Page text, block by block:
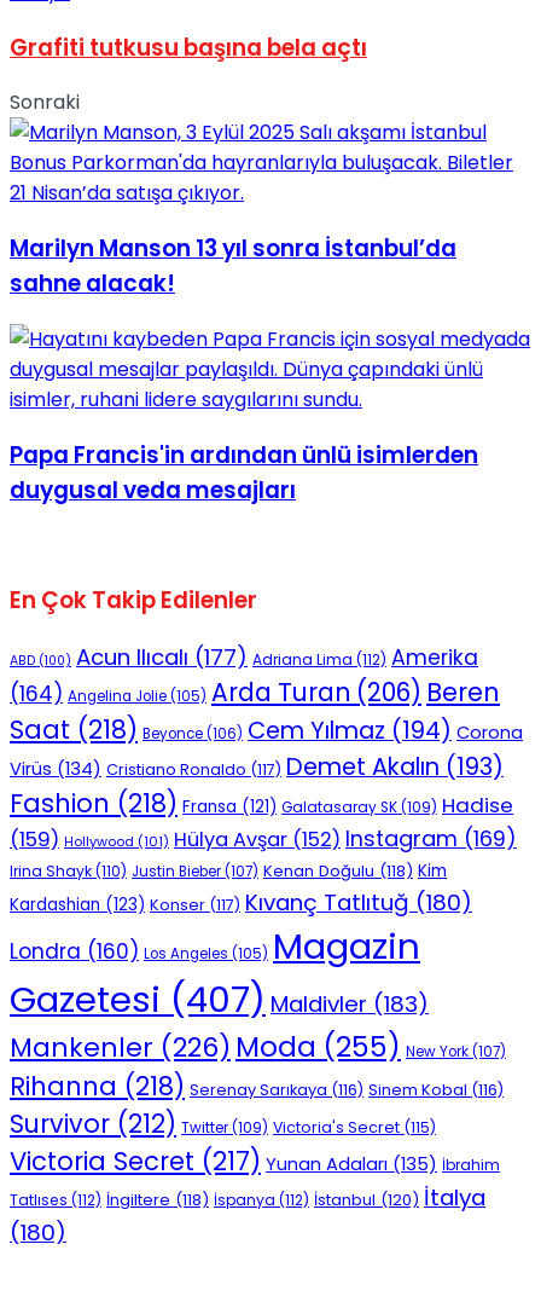
Grafiti tutkusu başına bela açtı
Sonraki
Marilyn Manson 13 yıl sonra İstanbul’da
sahne alacak!
Papa Francis'in ardından ünlü isimlerden
duygusal veda mesajları
En Çok Takip Edilenler
ABD (100) Acun Ilıcalı (177) Adriana Lima (112) Amerika
(164) Angelina Jolie(105) Arda Turan (206) Beren
Saat (218) Beyonce(106) Cem Yılmaz (194) Corona
Virüs (134) Cristiano Ronaldo (117) Demet Akalın (193)
Fashion (218) Fransa (121) Galatasaray SK(109) Hadise
(159) Hollywood (101) Hülya Avşar (152) Instagram (169)
Irina Shayk(110) Justin Bieber(107) Kenan Doğulu (118) Kim
Kardashian (123) Konser (117) Kıvanç Tatlıtuğ (180)
Londra (160) Los Angeles (105) Magazin
Gazetesi (407) Maldivler (183)
Mankenler (226) Moda (255) New York(107)
Rihanna (218) Serenay Sarıkaya (116) Sinem Kobal (116)
Survivor (212) Twitter(109) Victoria's Secret (115)
Victoria Secret (217) Yunan Adaları (135) İbrahim
Tatlıses (112) İngiltere (118) İspanya (112) İstanbul (120) İtalya
(180)